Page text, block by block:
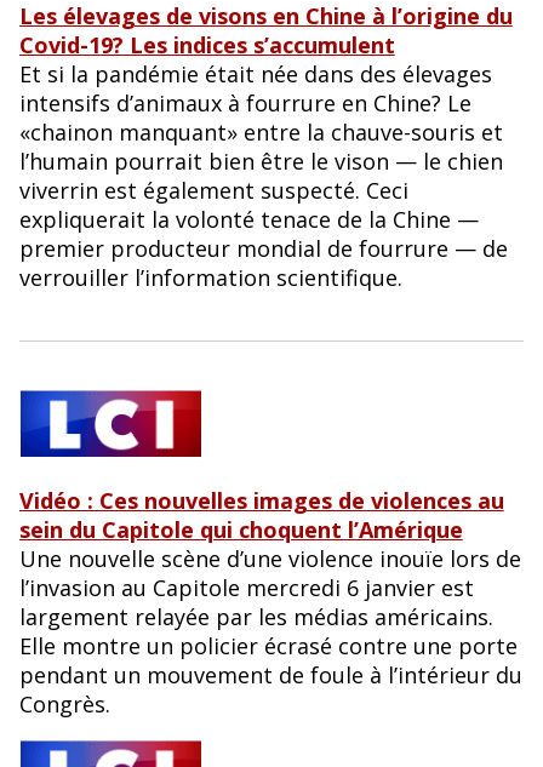
Les élevages de visons en Chine à l’origine du
Covid-19? Les indices s’accumulent
Et si la pandémie était née dans des élevages
intensifs d’animaux à fourrure en Chine? Le
«chainon manquant» entre la chauve-souris et
l’humain pourrait bien être le vison — le chien
viverrin est également suspecté. Ceci
expliquerait la volonté tenace de la Chine —
premier producteur mondial de fourrure — de
verrouiller l’information scientifique.
Vidéo : Ces nouvelles images de violences au
sein du Capitole qui choquent l’Amérique
Une nouvelle scène d’une violence inouïe lors de
l’invasion au Capitole mercredi 6 janvier est
largement relayée par les médias américains.
Elle montre un policier écrasé contre une porte
pendant un mouvement de foule à l’intérieur du
Congrès.